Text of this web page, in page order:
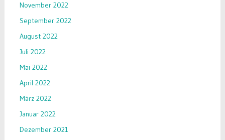
November 2022
September 2022
August 2022
Juli 2022
Mai 2022
April 2022
März 2022
Januar 2022
Dezember 2021